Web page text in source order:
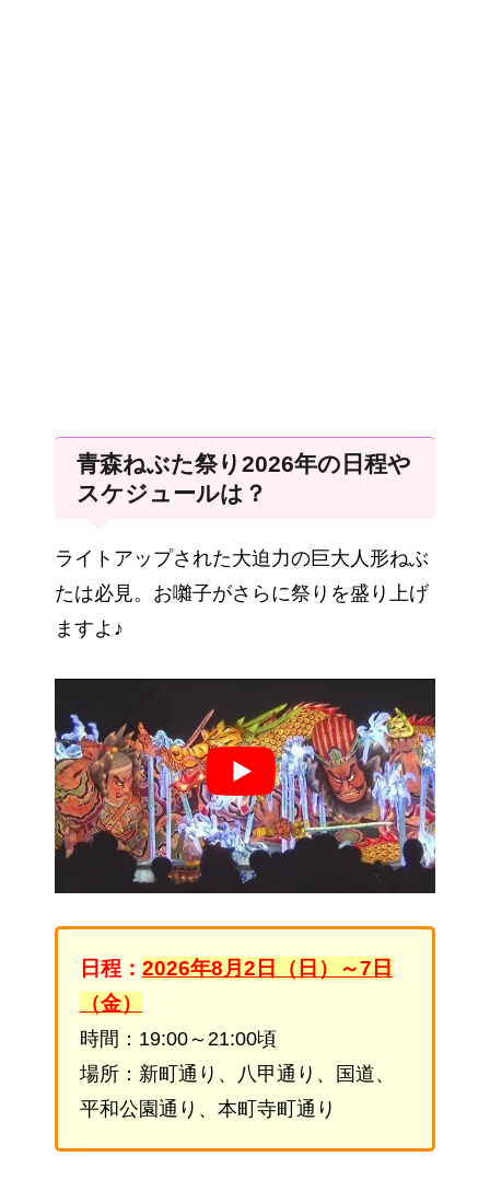
青森ねぶた祭り2026年の日程や
スケジュールは？
ライトアップされた大迫力の巨大人形ねぶ
たは必見。お囃子がさらに祭りを盛り上げ
ますよ♪
日程： 2026年8月2日（日）～7日
（金）
時間：19:00～21:00頃
場所：新町通り、八甲通り、国道、
平和公園通り、本町寺町通り